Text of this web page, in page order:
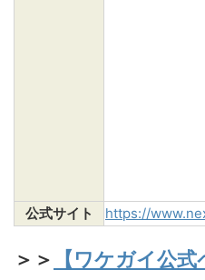
公式サイト https://
＞＞ 【ワケガイ公式